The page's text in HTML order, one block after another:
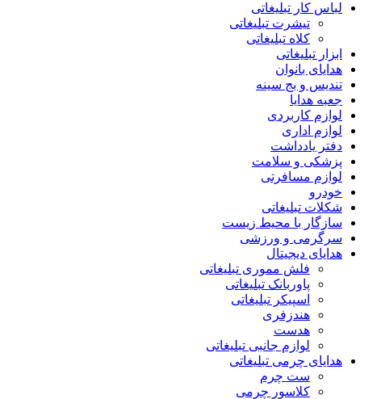
لباس کار تبلیغاتی
تیشرت تبلیغاتی
کلاه تبلیغاتی
ابزار تبلیغاتی
هدایای بانوان
تندیس و بج سینه
جعبه هدایا
لوازم کاربردی
لوازم اداری
دفتر یادداشت
پزشکی و سلامت
لوازم مسافرتی
خودرو
شکلات تبلیغاتی
سازگار با محیط زیست
سرگرمی و ورزشی
هدایای دیجیتال
فلش مموری تبلیغاتی
پاوربانک تبلیغاتی
اسپیکر تبلیغاتی
هندزفری
هدست
لوازم جانبی تبلیغاتی
هدایای چرمی تبلیغاتی
ست چرم
کلاسور چرمی